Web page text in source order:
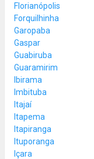
Florianópolis
Forquilhinha
Garopaba
Gaspar
Guabiruba
Guaramirim
Ibirama
Imbituba
Itajaí
Itapema
Itapiranga
Ituporanga
Içara